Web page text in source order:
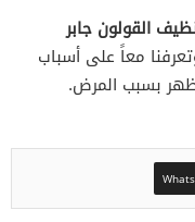
القولون جابر
معاً على أسباب
بسبب المرض.